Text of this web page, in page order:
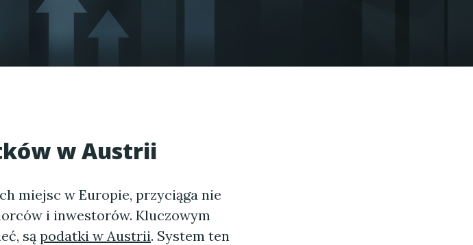
w Austrii
miejsc w Europie, przyciąga nie
i inwestorów. Kluczowym
są podatki w Austrii. System ten